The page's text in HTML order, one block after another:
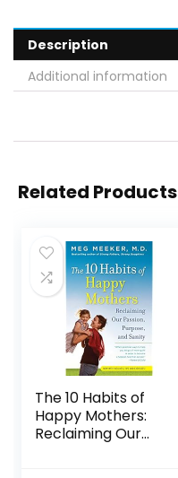
Description
Additional information
Related Products
The 10 Habits of
Happy Mothers:
Reclaiming Our